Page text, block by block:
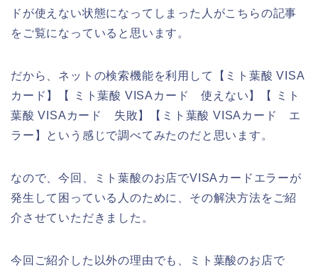
ドが使えない状態になってしまった人がこちらの記事
をご覧になっていると思います。
だから、ネットの検索機能を利用して【ミト葉酸 VISA
カード】【 ミト葉酸 VISAカード 使えない】【 ミト
葉酸 VISAカード 失敗】【ミト葉酸 VISAカード エ
ラー】という感じで調べてみたのだと思います。
なので、今回、ミト葉酸のお店でVISAカードエラーが
発生して困っている人のために、その解決方法をご紹
介させていただきました。
今回ご紹介した以外の理由でも、ミト葉酸のお店で